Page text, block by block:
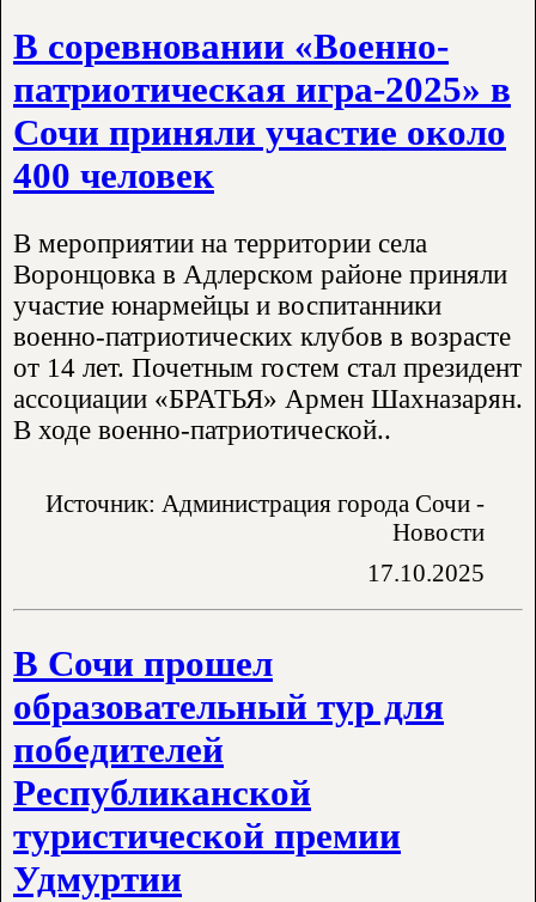
В соревновании «Военно-
патриотическая игра-2025» в
Сочи приняли участие около
400 человек
В мероприятии на территории села
Воронцовка в Адлерском районе приняли
участие юнармейцы и воспитанники
военно-патриотических клубов в возрасте
от 14 лет. Почетным гостем стал президент
ассоциации «БРАТЬЯ» Армен Шахназарян.
В ходе военно-патриотической..
Источник: Администрация города Сочи -
Новости
17.10.2025
В Сочи прошел
образовательный тур для
победителей
Республиканской
туристической премии
Удмуртии